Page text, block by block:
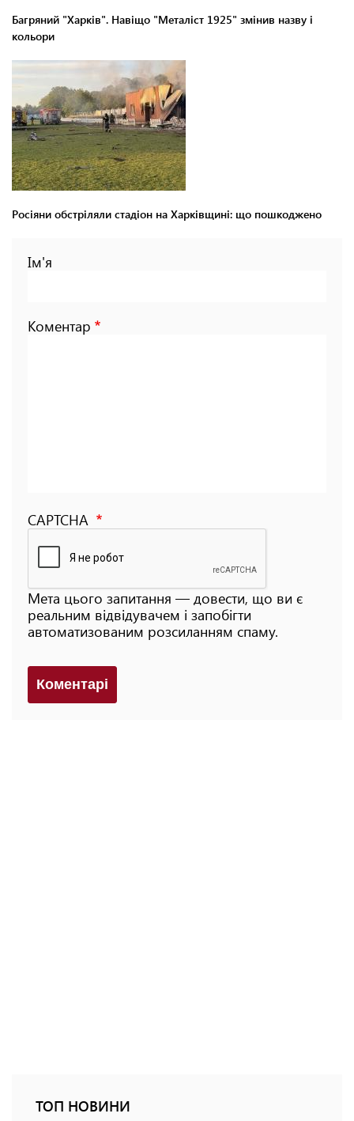
Багряний "Харків". Навіщо "Металіст 1925" змінив назву і
кольори
Росіяни обстріляли стадіон на Харківщині: що пошкоджено
Ім'я
Коментар
CAPTCHA
Мета цього запитання — довести, що ви є
реальним відвідувачем і запобігти
автоматизованим розсиланням спаму.
Коментарi
ТОП НОВИНИ